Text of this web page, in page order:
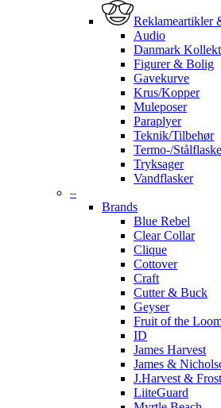
Reklameartikler
Audio
Danmark
Figurer & Bolig
Gavekurve
Krus/Kopper
Muleposer
Paraplyer
Teknik/Tilbehør
Termo-/
Tryksager
Vandflasker
–
Brands
Blue Rebel
Clear Collar
Clique
Cottover
Craft
Cutter & Buck
Geyser
Fruit of the
ID
James Harvest
James &
J.Harvest & Frost
LiiteGuard